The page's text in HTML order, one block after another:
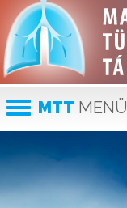
MTT MENÜ